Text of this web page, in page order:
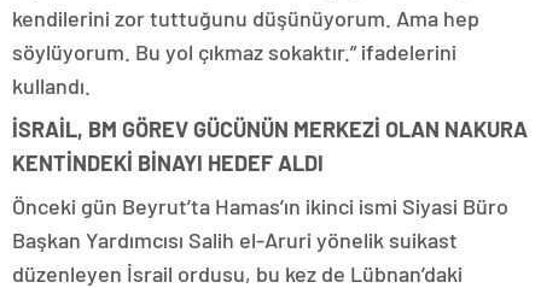
kendilerini zor tuttuğunu düşünüyorum. Ama hep
söylüyorum. Bu yol çıkmaz sokaktır.” ifadelerini
kullandı.
İSRAİL, BM GÖREV GÜCÜNÜN MERKEZİ OLAN NAKURA
KENTİNDEKİ BİNAYI HEDEF ALDI
Önceki gün Beyrut’ta Hamas’ın ikinci ismi Siyasi Büro
Başkan Yardımcısı Salih el-Aruri yönelik suikast
düzenleyen İsrail ordusu, bu kez de Lübnan’daki